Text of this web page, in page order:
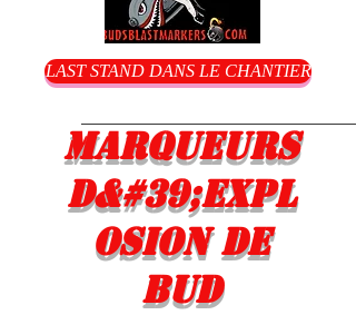
LAST STAND DANS LE CHANTIER
Marqueurs
d&#39;expl
osion de
Bud